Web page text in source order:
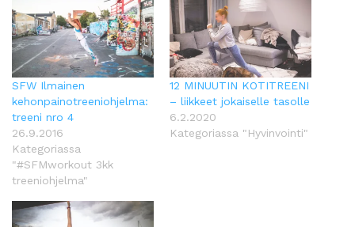
SFW Ilmainen
kehonpainotreeniohjelma:
treeni nro 4
26.9.2016
Kategoriassa
"#SFMworkout 3kk
treeniohjelma"
12 MINUUTIN KOTITREENI
– liikkeet jokaiselle tasolle
6.2.2020
Kategoriassa "Hyvinvointi"